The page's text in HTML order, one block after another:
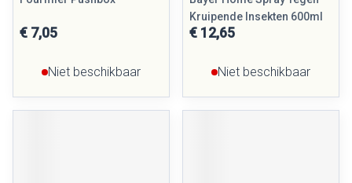
€ 7,05
Niet beschikbaar
Kruipende Insekten 600ml
€ 12,65
Niet beschikbaar